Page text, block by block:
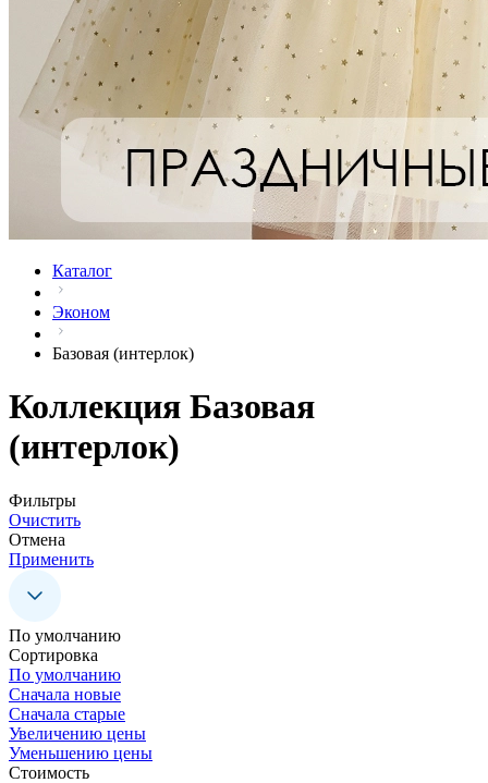
Каталог
Эконом
Базовая (интерлок)
Коллекция Базовая
(интерлок)
Фильтры
Очистить
Отмена
Применить
По умолчанию
Сoртировка
По умолчанию
Сначала новые
Сначала старые
Увеличению цены
Уменьшению цены
Стоимость